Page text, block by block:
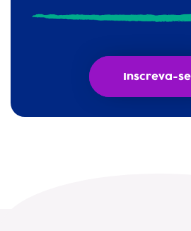
Inscreva-